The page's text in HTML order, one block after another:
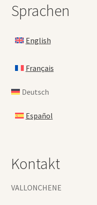
Sprachen
English
Français
Deutsch
Español
Kontakt
VALLONCHENE